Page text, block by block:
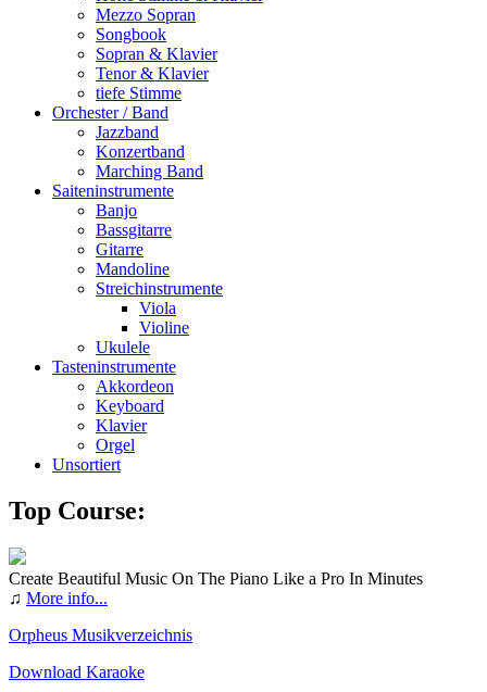
Mezzo Sopran
Songbook
Sopran & Klavier
Tenor & Klavier
tiefe Stimme
Orchester / Band
Jazzband
Konzertband
Marching Band
Saiteninstrumente
Banjo
Bassgitarre
Gitarre
Mandoline
Streichinstrumente
Viola
Violine
Ukulele
Tasteninstrumente
Akkordeon
Keyboard
Klavier
Orgel
Unsortiert
Top Course:
Create Beautiful Music On The Piano Like a Pro In Minutes
♫ More info...
Orpheus Musikverzeichnis
Download Karaoke